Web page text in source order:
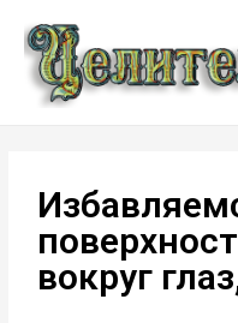
вокруг